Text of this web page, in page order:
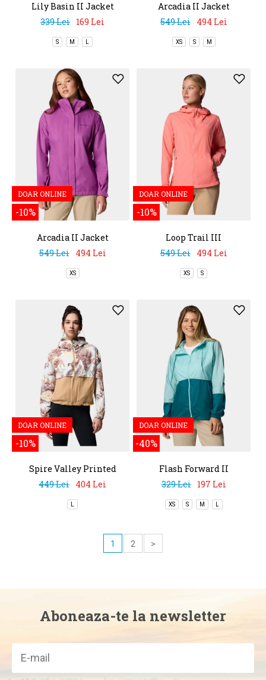
Lily Basin II Jacket
339 Lei 169 Lei
S M L
Arcadia II Jacket
549 Lei
494 Lei
XS S M
DOAR ONLINE
-10%
Arcadia II Jacket
549 Lei
494 Lei
XS
DOAR ONLINE
-10%
Loop Trail III
Windbreaker
549 Lei 494 Lei
XS S
DOAR ONLINE
-10%
Spire Valley Printed
Windbreaker
449 Lei 404 Lei
L
DOAR ONLINE
-40%
Flash Forward II
Windbreaker
329 Lei 197 Lei
XS S M L
1 2 >
Aboneaza-te la newsletter